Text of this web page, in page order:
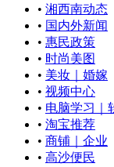
• 湘西南动态
• 国内外新闻
• 惠民政策
• 时尚美图
• 美妆｜婚嫁
• 视频中心
• 电脑学习｜
• 淘宝推荐
• 商铺｜企业
• 高沙便民